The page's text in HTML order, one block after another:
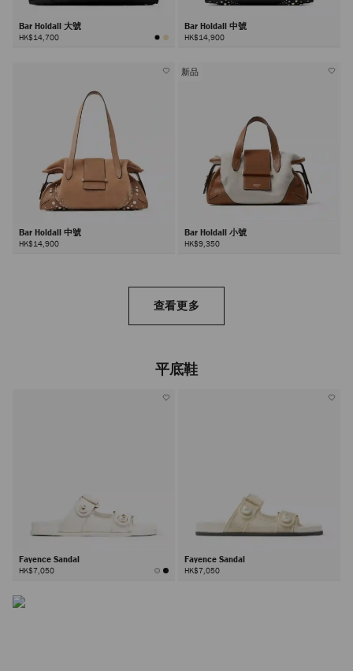
Bar Holdall 大號
HK$14,700
Bar Holdall 中號
HK$14,900
Bar Holdall 中號
HK$14,900
新品
Bar Holdall 小號
HK$9,350
查看更多
平底鞋
Fayence Sandal
HK$7,050
Fayence Sandal
HK$7,050